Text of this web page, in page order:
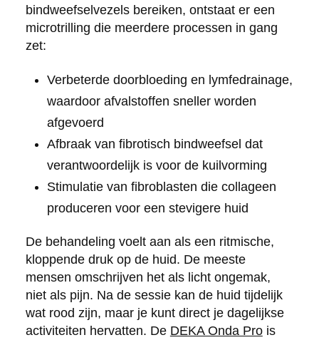
bindweefselvezels bereiken, ontstaat er een
microtrilling die meerdere processen in gang
zet:
Verbeterde doorbloeding en lymfedrainage,
waardoor afvalstoffen sneller worden
afgevoerd
Afbraak van fibrotisch bindweefsel dat
verantwoordelijk is voor de kuilvorming
Stimulatie van fibroblasten die collageen
produceren voor een stevigere huid
De behandeling voelt aan als een ritmische,
kloppende druk op de huid. De meeste
mensen omschrijven het als licht ongemak,
niet als pijn. Na de sessie kan de huid tijdelijk
wat rood zijn, maar je kunt direct je dagelijkse
activiteiten hervatten. De DEKA Onda Prois